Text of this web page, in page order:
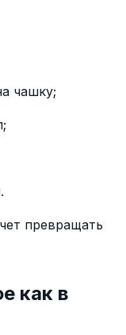
чашку;
превращать
как в